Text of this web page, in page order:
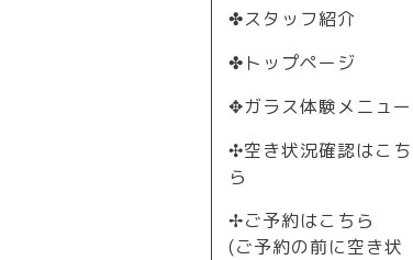
✤スタッフ紹介
✤トップページ
✥ガラス体験メニュー
✣空き状況確認はこち
ら
✢ご予約はこちら
(ご予約の前に空き状